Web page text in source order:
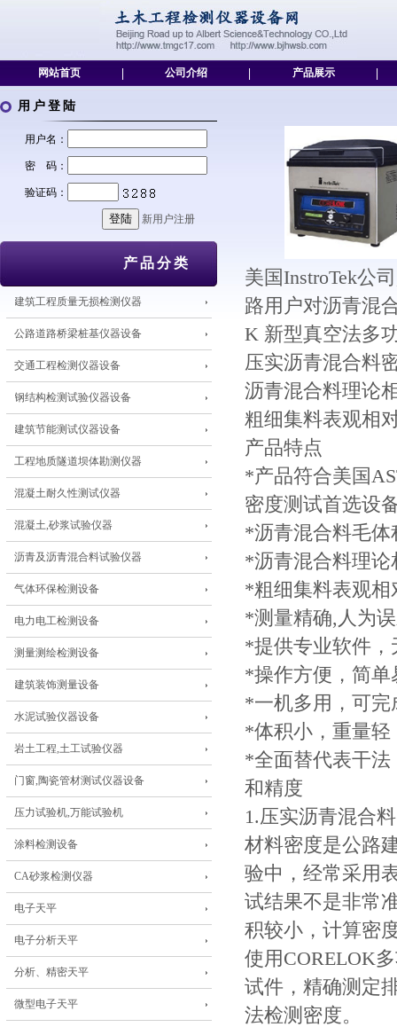
网站首页 公司介绍 产品展示
用户登陆
用户名：
密 码：
验证码：
新用户注册
产品分类
建筑工程质量无损检测仪器
公路道路桥梁桩基仪器设备
交通工程检测仪器设备
钢结构检测试验仪器设备
建筑节能测试仪器设备
工程地质隧道坝体勘测仪器
混凝土耐久性测试仪器
混凝土,砂浆试验仪器
沥青及沥青混合料试验仪器
气体环保检测设备
电力电工检测设备
测量测绘检测设备
建筑装饰测量设备
水泥试验仪器设备
岩土工程,土工试验仪器
门窗,陶瓷管材测试仪器设备
压力试验机,万能试验机
涂料检测设备
CA砂浆检测仪器
电子天平
电子分析天平
分析、精密天平
微型电子天平
美国InstroTek公
路用户对沥青混
K 新型真空法多
压实沥青混合料
沥青混合料理论
粗细集料表观相
产品特点
*产品符合美国
密度测试首选设
*沥青混合料毛体
*沥青混合料理论
*粗细集料表观相
*测量精确,人为
*提供专业软件
*操作方便，简单
*一机多用，可
*体积小，重量轻
*全面替代表干法
和精度
1.压实沥青混合
材料密度是公路
验中，经常采用
试结果不是非常
积较小，计算密
使用CORELOK
试件，精确测定
法检测密度。